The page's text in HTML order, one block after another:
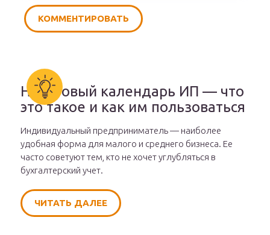
Налоговый календарь ИП — что
это такое и как им пользоваться
Индивидуальный предприниматель — наиболее
удобная форма для малого и среднего бизнеса. Ее
часто советуют тем, кто не хочет углубляться в
бухгалтерский учет.
ЧИТАТЬ ДАЛЕЕ